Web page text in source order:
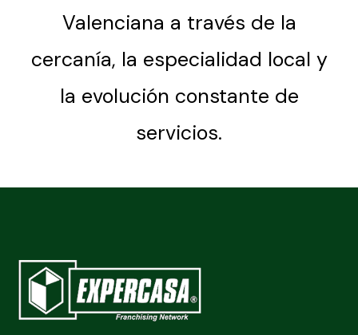
Valenciana a través de la
cercanía, la especialidad local y
la evolución constante de
servicios.